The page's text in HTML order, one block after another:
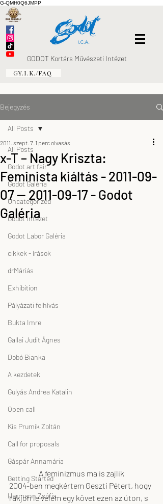
G-QMH0Q6JMPP
GODOT Kortárs Művészeti Intézet
GY.I.K./FAQ
Bejegyzés
All Posts
Godot art fair
Godot Galéria
Uncategorized
Godot Intézet
Godot Labor Galéria
cikkek - írások
drMáriás
Exhibition
Pályázati felhívás
Bukta Imre
Gallai Judit Ágnes
Dobó Bianka
A kezdetek
Gulyás Andrea Katalin
Open call
Kis Prumik Zoltán
Call for proposals
Gáspár Annamária
Getting Started
Hermann Zsófia
All Posts
x-T – Nagy Kriszta:
Feminista kiáltás - 2011-09-
07 — 2011-09-17 - Godot
Galéria
2011. szept. 7. 1 perc olvasás
A feminizmus ma is zajlik
2004-ben megkértem Geszti Pétert, hogy
rakjon le velem egy követ ezen az úton, s